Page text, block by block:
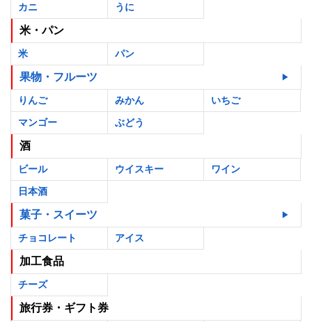
カニ
うに
米・パン
米 パン
果物・フルーツ
りんご みかん
いちご
マンゴー
ぶどう
酒
ビール ウイスキー
ワイン
日本酒
菓子・スイーツ
チョコレート アイス
加工食品
チーズ
旅行券・ギフト券